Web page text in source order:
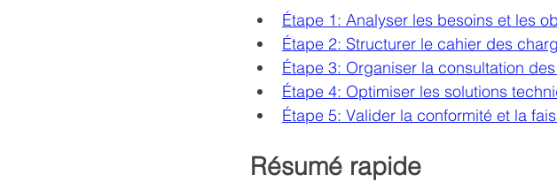
Étape 1: Analyser les besoins et les
Étape 2: Structurer le cahier des
Étape 3: Organiser la consultation
Étape 4: Optimiser les solutions
Étape 5: Valider la conformité et la
Résumé rapide